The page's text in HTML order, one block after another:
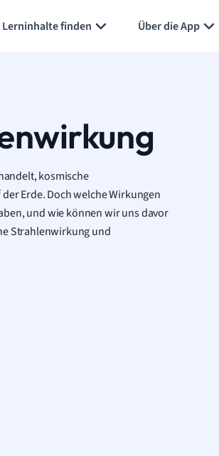
Lerninhalte finden Über die App
kosmische
Erde. Doch welche Wirkungen
und wie können wir uns davor
Strahlenwirkung und